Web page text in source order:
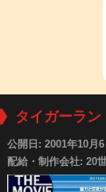
タイガーラン
公開日: 2001年10月
配給・制作会社: 20